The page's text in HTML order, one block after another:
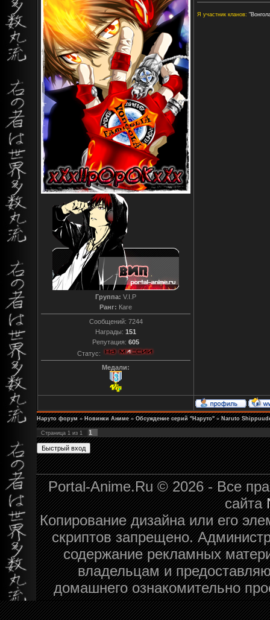
Группа: V.I.P
Ранг: Каге
Сообщений: 7244
Награды: 151
Репутация: 605
Статус:
Медали:
Я участник кланов:
Наруто форум » Новинки Аниме » Обсуждение серий "Наруто" » Naruto
Страница 1 из 1 1
Portal-Anime.Ru © 2026 - Все
сайта
Копирование дизайна или его
скриптов запрещено.
содержание рекламных
владельцам и
домашнего ознакомительно